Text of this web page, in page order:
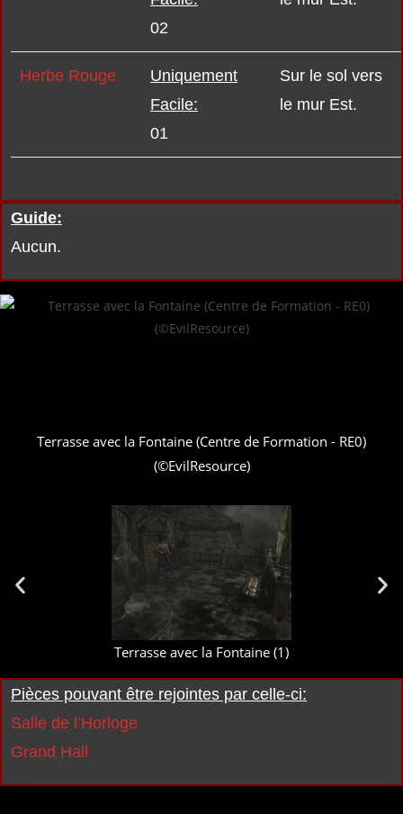
02
Herbe Rouge
Uniquement
Facile:
01
Sur le sol vers
le mur Est.
Guide:
Aucun.
Terrasse avec la Fontaine (Centre de Formation - RE0)
(©EvilResource)
Terrasse avec la Fontaine (1)
Pièces pouvant être rejointes par celle-ci:
Salle de l’Horloge
Grand Hall